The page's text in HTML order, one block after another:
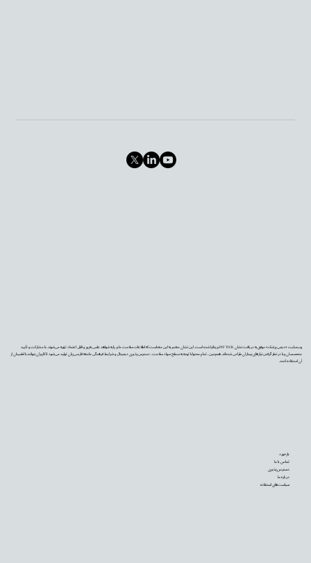
وب‌سایت «دیجی‌پزشک» موفق به دریافت نشان PIF TICK بریتانیا شده است. این نشان معتبر به این معناست که اطلاعات سلامت ما بر پایه شواهد علمی به‌روز و قابل اعتماد تهیه می‌شوند، با مشارکت و تأیید
متخصصان و با در نظر گرفتن نیازهای بیماران طراحی شده‌اند. همچنین، تمام محتوا با توجه به سطح سواد سلامت، دسترس‌پذیری دیجیتال و شرایط فرهنگی جامعه فارسی‌زبان تولید می‌شود تا کاربران بتوانند با اطمینان از
آن استفاده کنند.
بازخورد
تماس با ما
دسترس‌پذیری
درباره ما
سیاست‌های استفاده